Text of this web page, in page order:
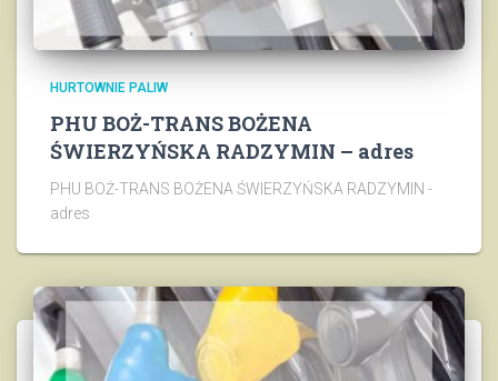
HURTOWNIE PALIW
PHU BOŻ-TRANS BOŻENA
ŚWIERZYŃSKA RADZYMIN – adres
PHU BOŻ-TRANS BOŻENA ŚWIERZYŃSKA RADZYMIN -
adres